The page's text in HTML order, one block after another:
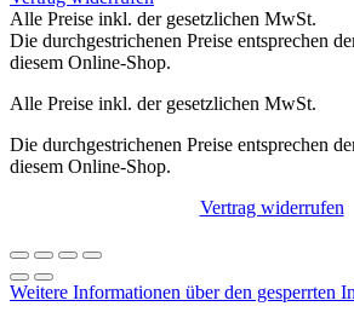
Alle Preise inkl. der gesetzlichen MwSt.
Die durchgestrichenen Preise entsprechen
diesem Online-Shop.
Alle Preise inkl. der gesetzlichen MwSt.
Die durchgestrichenen Preise entsprechen
diesem Online-Shop.
Vertrag widerrufen
Weitere Informationen über den gesperrten